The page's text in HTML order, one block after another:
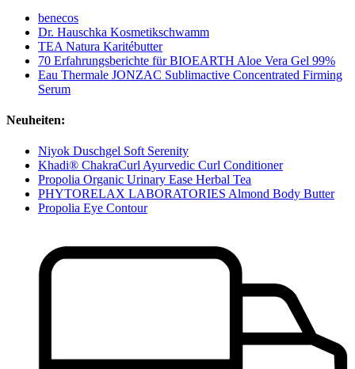
benecos
Dr. Hauschka Kosmetikschwamm
TEA Natura Karitébutter
70 Erfahrungsberichte für BIOEARTH Aloe Vera Gel 99%
Eau Thermale JONZAC Sublimactive Concentrated Firming
Serum
Neuheiten:
Niyok Duschgel Soft Serenity
Khadi® ChakraCurl Ayurvedic Curl Conditioner
Propolia Organic Urinary Ease Herbal Tea
PHYTORELAX LABORATORIES Almond Body Butter
Propolia Eye Contour